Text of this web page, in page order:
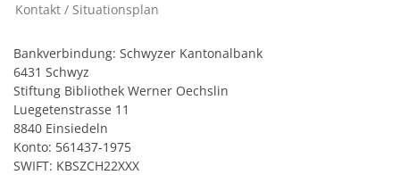
Kontakt / Situationsplan
Bankverbindung: Schwyzer Kantonalbank
6431 Schwyz
Stiftung Bibliothek Werner Oechslin
Luegetenstrasse 11
8840 Einsiedeln
Konto: 561437-1975
SWIFT: KBSZCH22XXX